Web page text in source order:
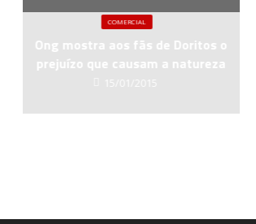
COMERCIAL
Ong mostra aos fãs de Doritos o
prejuízo que causam a natureza
15/01/2015